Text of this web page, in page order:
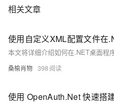
相关文章
使用自定义XML配置文件在
桑榆肖物 398